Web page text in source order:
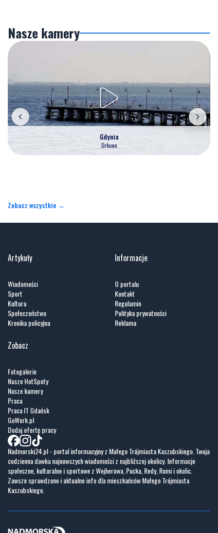
Nasze kamery
Gdynia
Orłowo
Zobacz wszystkie →
Artykuły
Wiadomości
Sport
Kultura
Społeczeństwo
Kronika policyjna
Informacje
O portalu
Kontakt
Regulamin
Polityka prywatności
Reklama
Zobacz
Fotogalerie
Nasze HotSpoty
Nasze kamery
Praca
Praca IT Gdańsk
GoWork.pl
Dodaj ofertę pracy
Nadmorski24.pl - portal informacyjny z Małego Trójmiasta Kaszubskiego. Twoja
codzienna dawka najnowszych wiadomości z najbliższej okolicy. Informacje
społeczne, kulturalne i sportowe z Wejherowa, Pucka, Redy, Rumi i okolic.
Zawsze sprawdzone i aktualne info dla mieszkańców Małego Trójmiasta
Kaszubskiego.